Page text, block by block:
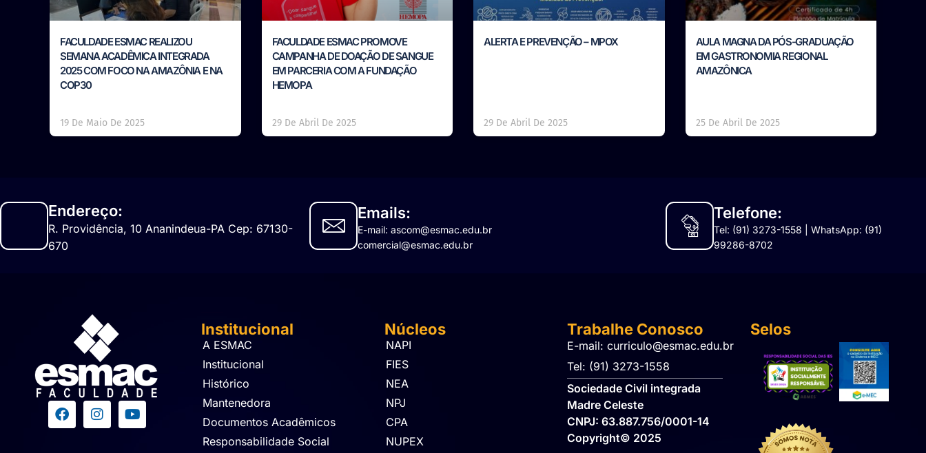
FACULDADE ESMAC REALIZOU
SEMANA ACADÊMICA INTEGRADA
2025 COM FOCO NA AMAZÔNIA E NA
COP30
19 De Maio De 2025
FACULDADE ESMAC PROMOVE
CAMPANHA DE DOAÇÃO DE SANGUE
EM PARCERIA COM A FUNDAÇÃO
HEMOPA
29 De Abril De 2025
ALERTA E PREVENÇÃO – MPOX
29 De Abril De 2025
AULA MAGNA DA PÓS-GRADUAÇÃO
EM GASTRONOMIA REGIONAL
AMAZÔNICA
25 De Abril De 2025
Endereço:
R. Providência, 10 Ananindeua-PA Cep: 67130-
670
Emails:
E-mail: ascom@esmac.edu.br
comercial@esmac.edu.br
Telefone:
Tel: (91) 3273-1558 | WhatsApp: (91)
99286-8702
Institucional
A ESMAC
Institucional
Histórico
Mantenedora
Documentos Acadêmicos
Responsabilidade Social
Núcleos
NAPI
FIES
NEA
NPJ
CPA
NUPEX
Trabalhe Conosco
E-mail: curriculo@esmac.edu.br
Tel: (91) 3273-1558​
Sociedade Civil integrada
Madre Celeste
CNPJ: 63.887.756/0001-14
Copyright© 2025
Selos